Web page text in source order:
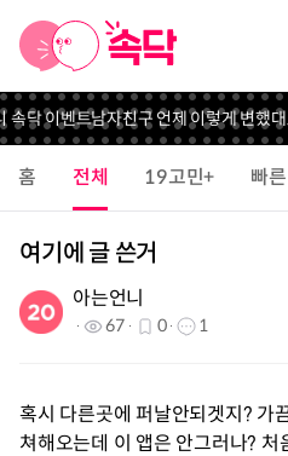
속닥 이벤트남자친구 언제 이렇게 변했대..
홈 전체 19고민+ 빠
여기에 글 쓴거
아는언니
67 0 1
혹시 다른곳에 퍼날안되겟지? 가
쳐해오는데 이 앱은 안그러나? 처